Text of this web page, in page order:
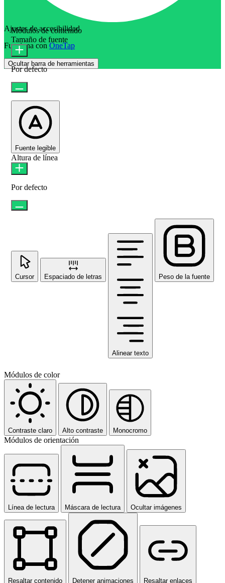
Ajustes de accesibilidad
Funciona con OneTap
Ocultar barra de herramientas
Módulos de contenido
Tamaño de fuente
Por defecto
Fuente legible
Altura de línea
Por defecto
Cursor Espaciado de letras
Alinear texto
Peso de la fuente
Módulos de color
Contraste claro Alto contraste Monocromo
Módulos de orientación
Línea de lectura Máscara de lectura Ocultar imágenes
Resaltar contenido Detener animaciones Resaltar enlaces